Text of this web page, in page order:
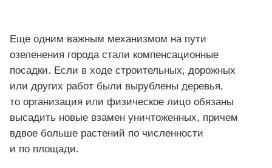
Еще одним важным механизмом на пути
озеленения города стали компенсационные
посадки. Если в ходе строительных, дорожных
или других работ были вырублены деревья,
то организация или физическое лицо обязаны
высадить новые взамен уничтоженных, причем
вдвое больше растений по численности
и по площади.